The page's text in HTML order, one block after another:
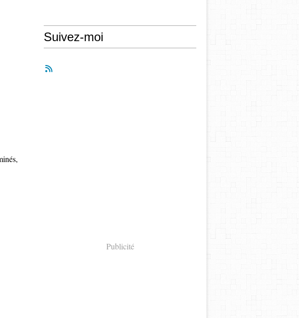
Suivez-moi
Publicité